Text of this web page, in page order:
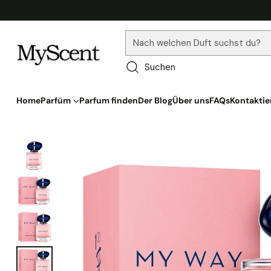
Nach welchen Duft suchst du?
Suchen
HomeParfüm Parfum findenDer BlogÜber unsFAQs